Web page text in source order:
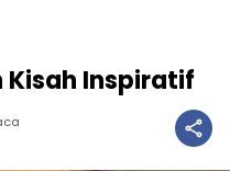
Kisah Inspiratif